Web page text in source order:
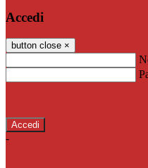
Accedi
button close ×
-